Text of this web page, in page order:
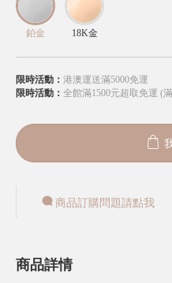
鉑金 18K金
限時活動： 港澳運送滿5000免運
限時活動： 全館滿1500元超取免運 (
商品訂購問題請點我
商品詳情